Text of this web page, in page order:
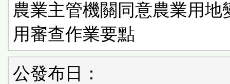
農業主管機關同意農業用地
用審查作業要點
公發布日：